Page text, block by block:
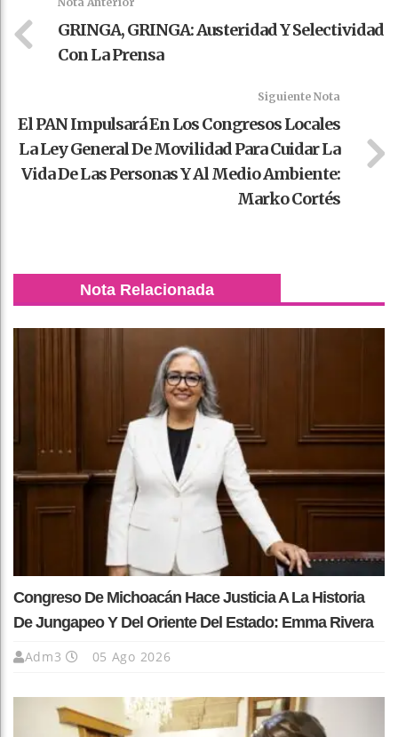
GRINGA, GRINGA: Austeridad Y Selectividad
Con La Prensa
Siguiente Nota
El PAN Impulsará En Los Congresos Locales
La Ley General De Movilidad Para Cuidar La
Vida De Las Personas Y Al Medio Ambiente:
Marko Cortés
Nota Relacionada
Congreso De Michoacán Hace Justicia A La Historia
De Jungapeo Y Del Oriente Del Estado: Emma Rivera
Adm3 05 Ago 2026